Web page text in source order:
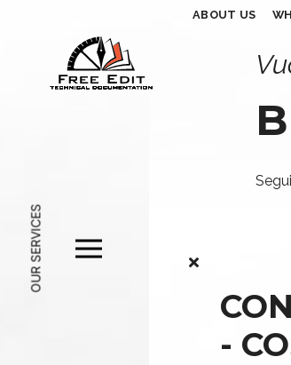
ABOUT US
OUR SERVICES
-